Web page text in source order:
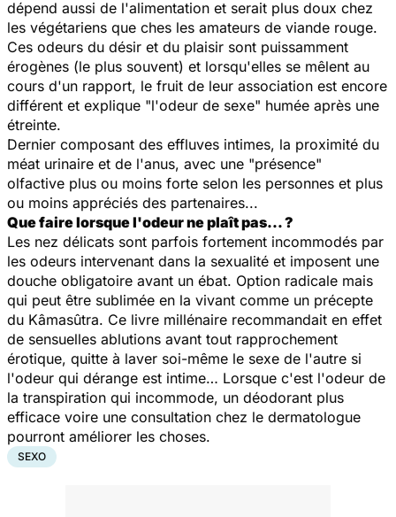
dépend aussi de l'alimentation et serait plus doux chez
les végétariens que ches les amateurs de viande rouge.
Ces odeurs du désir et du plaisir sont puissamment
érogènes (le plus souvent) et lorsqu'elles se mêlent au
cours d'un rapport, le fruit de leur association est encore
différent et explique "l'odeur de sexe" humée après une
étreinte.
Dernier composant des effluves intimes, la proximité du
méat urinaire et de l'anus, avec une "présence"
olfactive plus ou moins forte selon les personnes et plus
ou moins appréciés des partenaires...
Que faire lorsque l'odeur ne plaît pas… ?
Les nez délicats sont parfois fortement incommodés par
les odeurs intervenant dans la sexualité et imposent une
douche obligatoire avant un ébat. Option radicale mais
qui peut être sublimée en la vivant comme un précepte
du Kâmasûtra. Ce livre millénaire recommandait en effet
de sensuelles ablutions avant tout rapprochement
érotique, quitte à laver soi-même le sexe de l'autre si
l'odeur qui dérange est intime… Lorsque c'est l'odeur de
la transpiration qui incommode, un déodorant plus
efficace voire une consultation chez le dermatologue
pourront améliorer les choses.
SEXO